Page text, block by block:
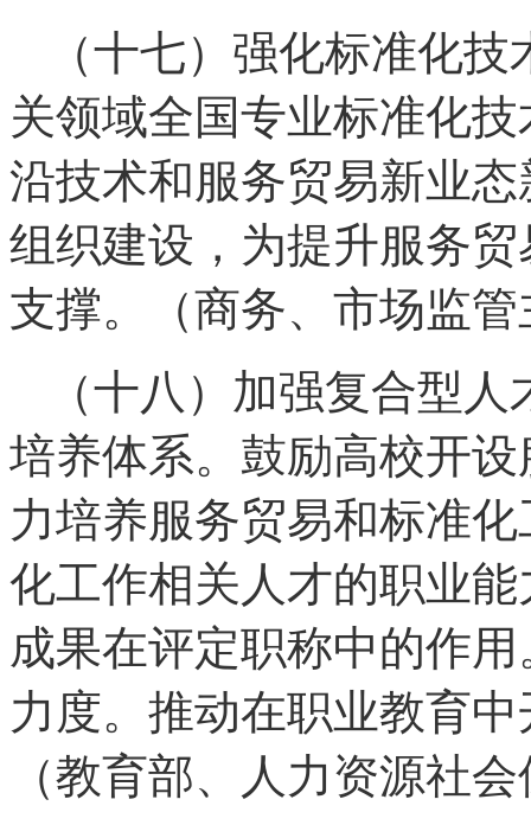
（十七）强化标准化
关领域全国专业标准化
沿技术和服务贸易新业
组织建设，为提升服务
支撑。（商务、市场监
（十八）加强复合型
培养体系。鼓励高校开
力培养服务贸易和标准
化工作相关人才的职业
成果在评定职称中的作
力度。推动在职业教育
（教育部、人力资源社